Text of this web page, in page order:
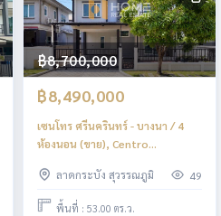
฿8,700,000
฿8,490,000
เซนโทร ศรีนครินทร์ - บางนา / 4
ห้องนอน (ขาย), Centro
Bedrooms (FOR SALE) POON294
ลาดกระบัง สุวรรณภูมิ 49
พื้นที่ : 53.00 ตร.ว.